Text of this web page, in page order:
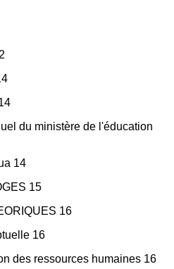
du ministère de l'éducation
14
15
16
16
des ressources humaines 16